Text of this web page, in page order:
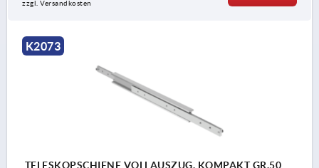
zzgl. Versandkosten
K2073
TELESKOPSCHIENE VOLLAUSZUG, KOMPAKT GR.50